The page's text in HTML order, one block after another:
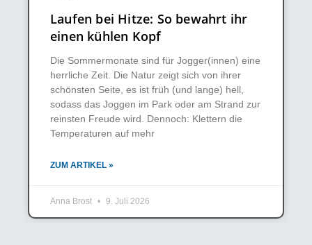
Laufen bei Hitze: So bewahrt ihr
einen kühlen Kopf
Die Sommermonate sind für Jogger(innen) eine
herrliche Zeit. Die Natur zeigt sich von ihrer
schönsten Seite, es ist früh (und lange) hell,
sodass das Joggen im Park oder am Strand zur
reinsten Freude wird. Dennoch: Klettern die
Temperaturen auf mehr
ZUM ARTIKEL »
Anna Brost 9. Juli 2026